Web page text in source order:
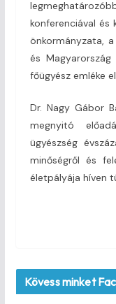
konferenciával és
önkormányzata,
és
főügyész emléke
Dr. Nagy Gábor
megnyitó
ügyészség
minőségről és
életpályája híven
Kövess minket